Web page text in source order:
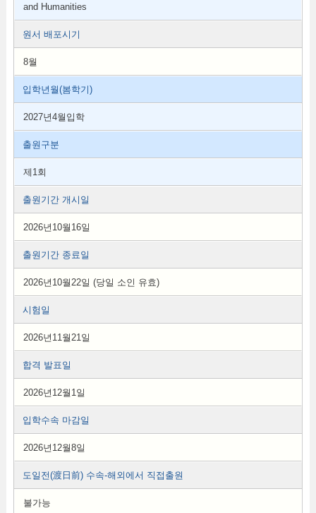
and Humanities
원서 배포시기
8월
입학년월(봄학기)
2027년4월입학
출원구분
제1회
출원기간 개시일
2026년10월16일
출원기간 종료일
2026년10월22일 (당일 소인 유효)
시험일
2026년11월21일
합격 발표일
2026년12월1일
입학수속 마감일
2026년12월8일
도일전(渡日前) 수속-해외에서 직접출원
불가능